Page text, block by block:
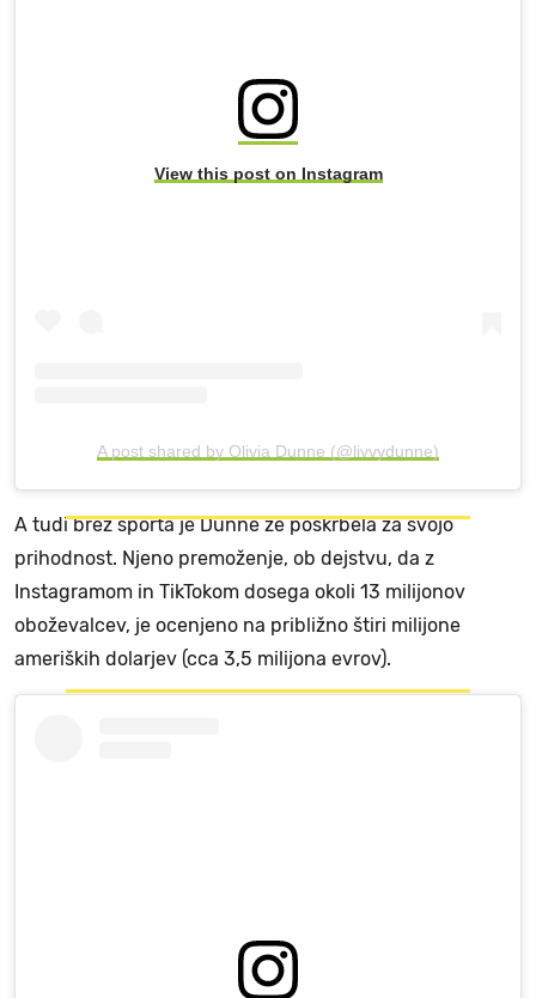
View this post on Instagram
A post shared by Olivia Dunne (@livvydunne)
A tudi brez športa je Dunne že poskrbela za svojo
prihodnost. Njeno premoženje, ob dejstvu, da z
Instagramom in TikTokom dosega okoli 13 milijonov
oboževalcev, je ocenjeno na približno štiri milijone
ameriških dolarjev (cca 3,5 milijona evrov).